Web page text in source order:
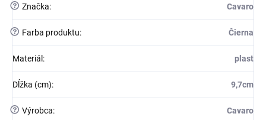
? Značka: Cavaro
? Farba produktu: Čierna
Materiál : plast
Dĺžka (cm): 9,7cm
? Výrobca: Cavaro